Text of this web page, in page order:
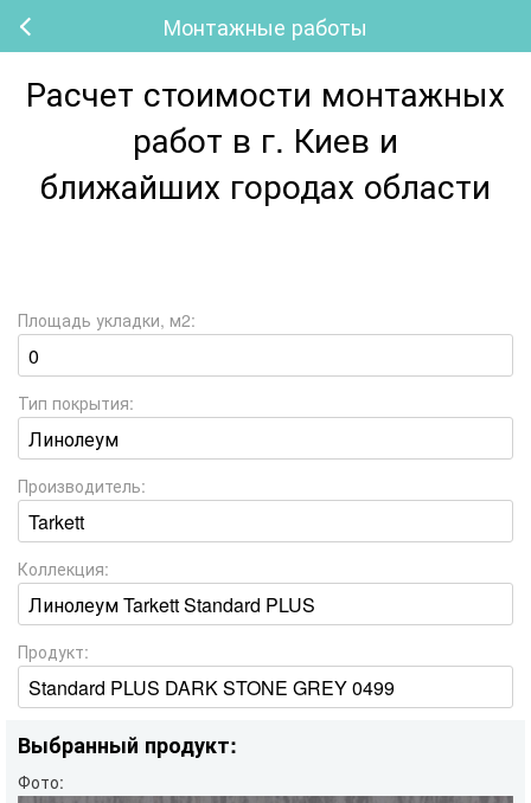
Расчет стоимости монтажных
работ в г. Киев и
ближайших городах области
Площадь укладки, м2:
Тип покрытия:
Производитель:
Коллекция:
Продукт:
Выбранный продукт:
Фото:
Монтажные работы